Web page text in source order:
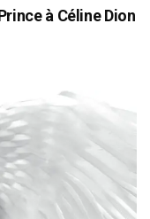
à Céline Dion